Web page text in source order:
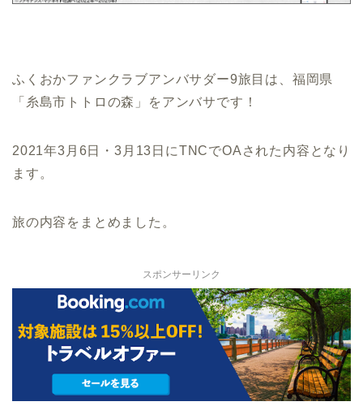
ふくおかファンクラブアンバサダー9旅目は、福岡県
「糸島市トトロの森」をアンバサです！
2021年3月6日・3月13日にTNCでOAされた内容となり
ます。
旅の内容をまとめました。
スポンサーリンク